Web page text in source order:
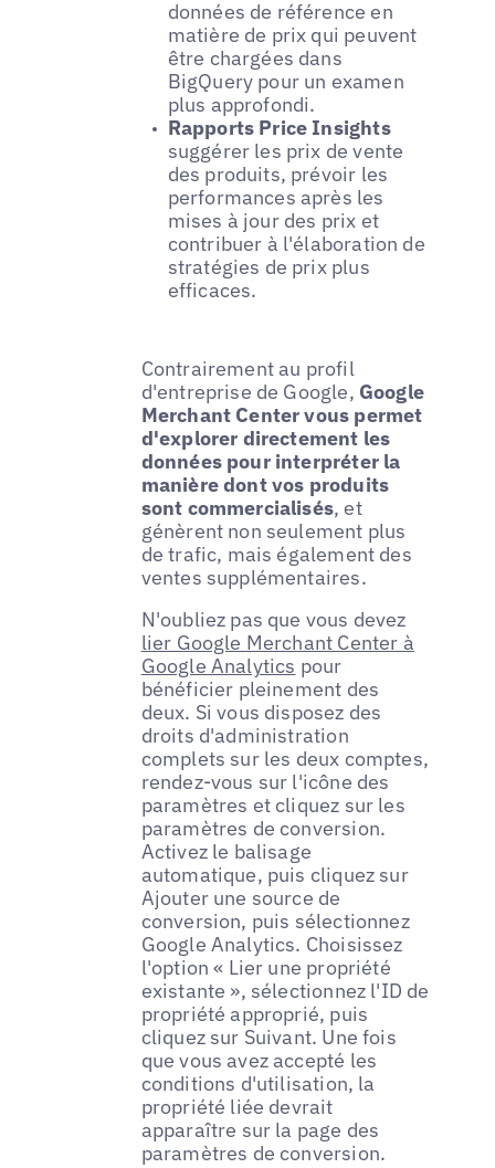
données de référence en
matière de prix qui peuvent
être chargées dans
BigQuery pour un examen
plus approfondi.
Rapports Price Insights
suggérer les prix de vente
des produits, prévoir les
performances après les
mises à jour des prix et
contribuer à l'élaboration de
stratégies de prix plus
efficaces.
Contrairement au profil
d'entreprise de Google, Google
Merchant Center vous permet
d'explorer directement les
données pour interpréter la
manière dont vos produits
sont commercialisés, et
génèrent non seulement plus
de trafic, mais également des
ventes supplémentaires.
N'oubliez pas que vous devez
lier Google Merchant Center à
Google Analytics pour
bénéficier pleinement des
deux. Si vous disposez des
droits d'administration
complets sur les deux comptes,
rendez-vous sur l'icône des
paramètres et cliquez sur les
paramètres de conversion.
Activez le balisage
automatique, puis cliquez sur
Ajouter une source de
conversion, puis sélectionnez
Google Analytics. Choisissez
l'option « Lier une propriété
existante », sélectionnez l'ID de
propriété approprié, puis
cliquez sur Suivant. Une fois
que vous avez accepté les
conditions d'utilisation, la
propriété liée devrait
apparaître sur la page des
paramètres de conversion.